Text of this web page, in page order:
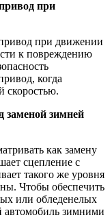
при
при движении
к повреждению
когда
скоростью.
заменой зимней
как замену
сцепление с
такого же уровня
Чтобы обеспечить
или обледенелых
автомобиль зимними